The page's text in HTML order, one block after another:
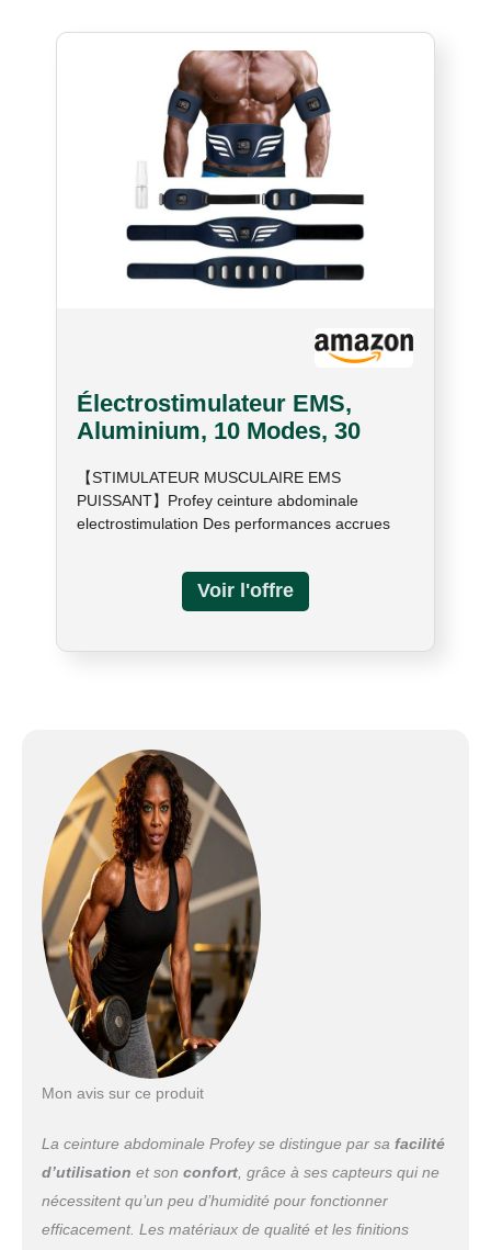
Électrostimulateur EMS,
Aluminium, 10 Modes, 30
【STIMULATEUR MUSCULAIRE EMS
PUISSANT】Profey ceinture abdominale
electrostimulation Des performances accrues
au lieu du silicone normal ! Avec une ceinture et
deux entraîneurs de bras vous aide à entraîner
les muscles de la taille et des bras/jambes pour
intensité 【CEINTURE ABDOMINALE EMS
TRANSFORMEZ VOTRE MAISON EN SALLE
DE SPORT】Avec cet EMS ceinture
electrostimulation, vous ne manquerez aucun
des grands spectacles et des corvées, et vous
n'aurez pas besoin d'aller à la salle de sport
pour être plus en forme et plus fort.L'écran LED
vous indiquera le nombre de calories que vous
avez brûlées, ce qui est définitivement motivant !
L'Ceinture Abdominale Electrostimulation est
livré avec un triple câble de charge USB, qui
vous permet de charger jusqu'à trois contrôleurs
en même temps. Gagnez du temps
【TECHNOLOGIE EMS SANS TAPIS
SILICONE】Profey utilise des électrodes en
aluminium au lieu de tampons en silicone, pas
d'eau (le contrôleur s'éteindra automatiquement
si les électrodes ne touchent pas la peau
pendant 1 minute). Ceinture electrostimulation
combiné à la technologie d'impulsion EMS, qui
est transmise aux muscles sous forme
Mon avis sur ce produit
La ceinture abdominale Profey se distingue par sa facilité
d’utilisation et son confort, grâce à ses capteurs qui ne
nécessitent qu’un peu d’humidité pour fonctionner
efficacement. Les matériaux de qualité et les finitions